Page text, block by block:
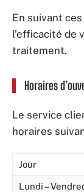
En suivant
l’efficacité de
traitement.
Horaires
Le service
horaires
Jour
Lundi –